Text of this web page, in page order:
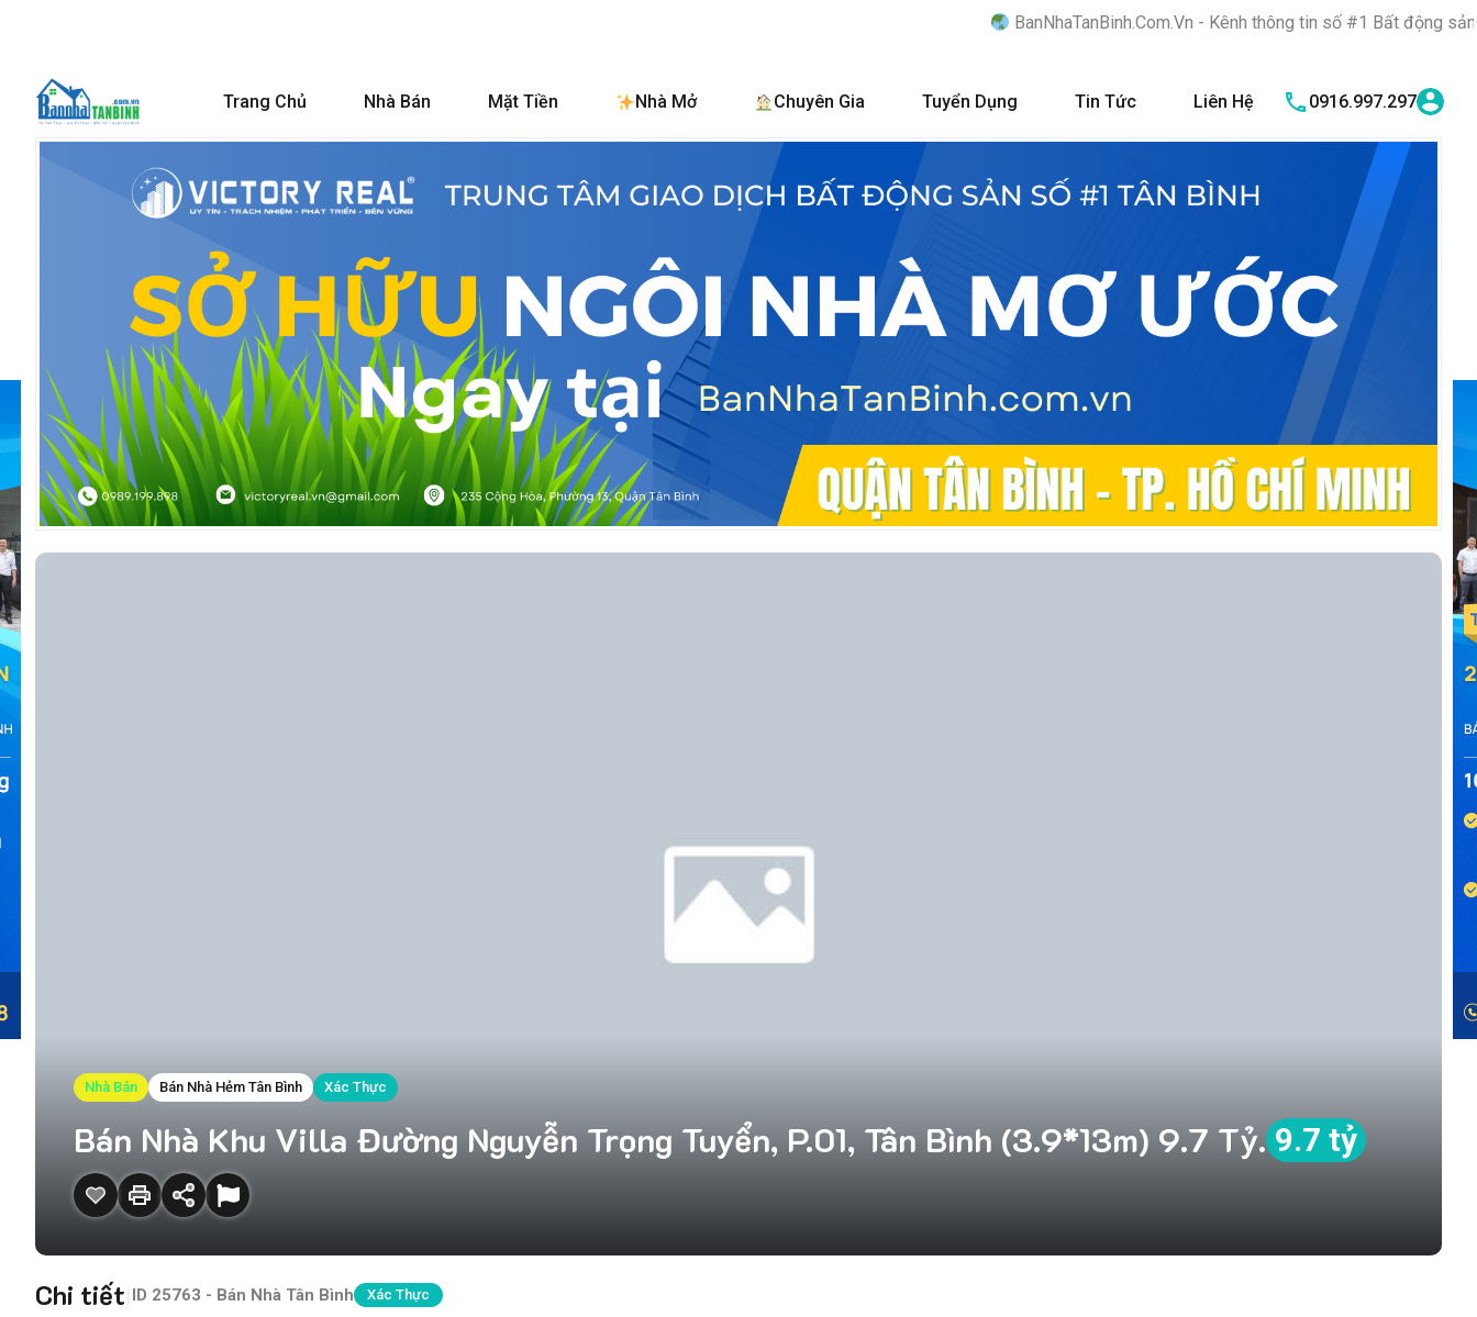
BanNhaTanBinh.Com.Vn - Kênh thông tin số #1 Bất động sản quận Tân
Trang Chủ Nhà Bán Mặt Tiền Nhà Mở Chuyên Gia Tuyển Dụng Tin Tức Liên Hệ 0916.997.297
Nhà Bán Bán Nhà Hẻm Tân Bình Xác Thực
Bán Nhà Khu Villa Đường Nguyễn Trọng Tuyển, P.01, Tân Bình (3.9*13m) 9.7 Tỷ. 9.7 tỷ
Chi tiết ID 25763 - Bán Nhà Tân Bình Xác Thực